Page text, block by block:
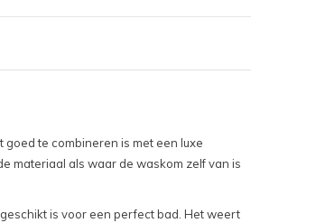
te combineren is met een luxe
materiaal als waar de waskom zelf van is
is voor een perfect bad. Het weert